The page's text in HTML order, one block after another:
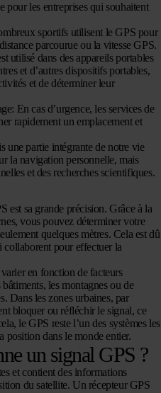
pour les entreprises qui souhaitent
sportifs utilisent le GPS pour
parcourue ou la vitesse GPS.
utilisé dans des appareils portables
et d’autres dispositifs portables,
et de déterminer leur
: En cas d’urgence, les services de
rapidement un emplacement et
une partie intégrante de notre vie
la navigation personnelle, mais
et des recherches scientifiques.
est sa grande précision. Grâce à la
vous pouvez déterminer votre
quelques mètres. Cela est dû
collaborent pour effectuer la
en fonction de facteurs
les montagnes ou de
Dans les zones urbaines, par
bloquer ou réfléchir le signal, ce
le GPS reste l’un des systèmes les
position dans le monde entier.
un signal GPS ?
et contient des informations
du satellite. Un récepteur GPS